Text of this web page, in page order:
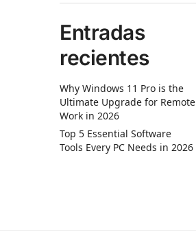
Entradas
recientes
Why Windows 11 Pro is the
Ultimate Upgrade for Remote
Work in 2026
Top 5 Essential Software
Tools Every PC Needs in 2026